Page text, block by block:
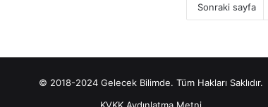
Sonraki sayfa
© 2018-2024 Gelecek Bilimde. Tüm Hakları Saklıdır.
KVKK Aydınlatma Metni